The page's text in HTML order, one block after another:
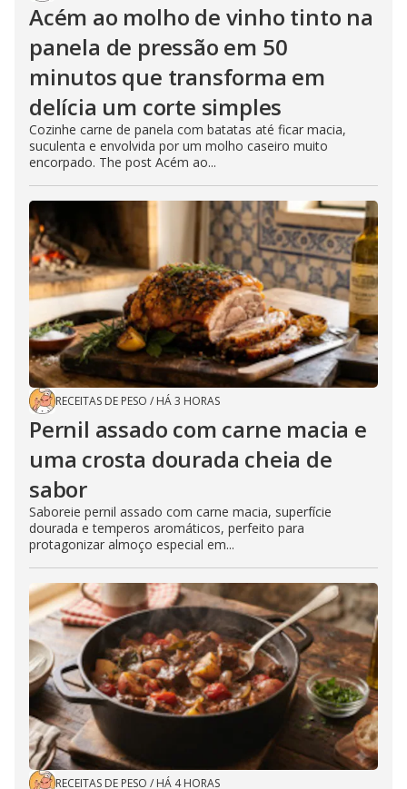
Acém ao molho de vinho tinto na
panela de pressão em 50
minutos que transforma em
delícia um corte simples
Cozinhe carne de panela com batatas até ficar macia,
suculenta e envolvida por um molho caseiro muito
encorpado. The post Acém ao...
RECEITAS DE PESO / HÁ 3 HORAS
Pernil assado com carne macia e
uma crosta dourada cheia de
sabor
Saboreie pernil assado com carne macia, superfície
dourada e temperos aromáticos, perfeito para
protagonizar almoço especial em...
RECEITAS DE PESO / HÁ 4 HORAS